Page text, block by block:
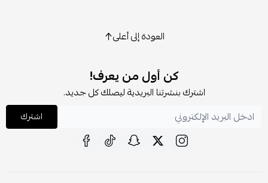
العودة إلى أعلى
كن أول من يعرف!
اشترك بنشرتنا البريدية ليصلك كل جديد.
اشترك